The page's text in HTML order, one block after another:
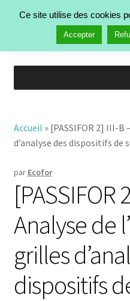
Rechercher :
Manifestations
Publications
Qui est Ecofor ?
Contact
Accueil » [PASSIFOR 2] III-B
d’analyse des dispositifs de
par Ecofor
[PASSIFOR
Analyse de
grilles
dispositifs
Ce site utilise des cookies
Accepter